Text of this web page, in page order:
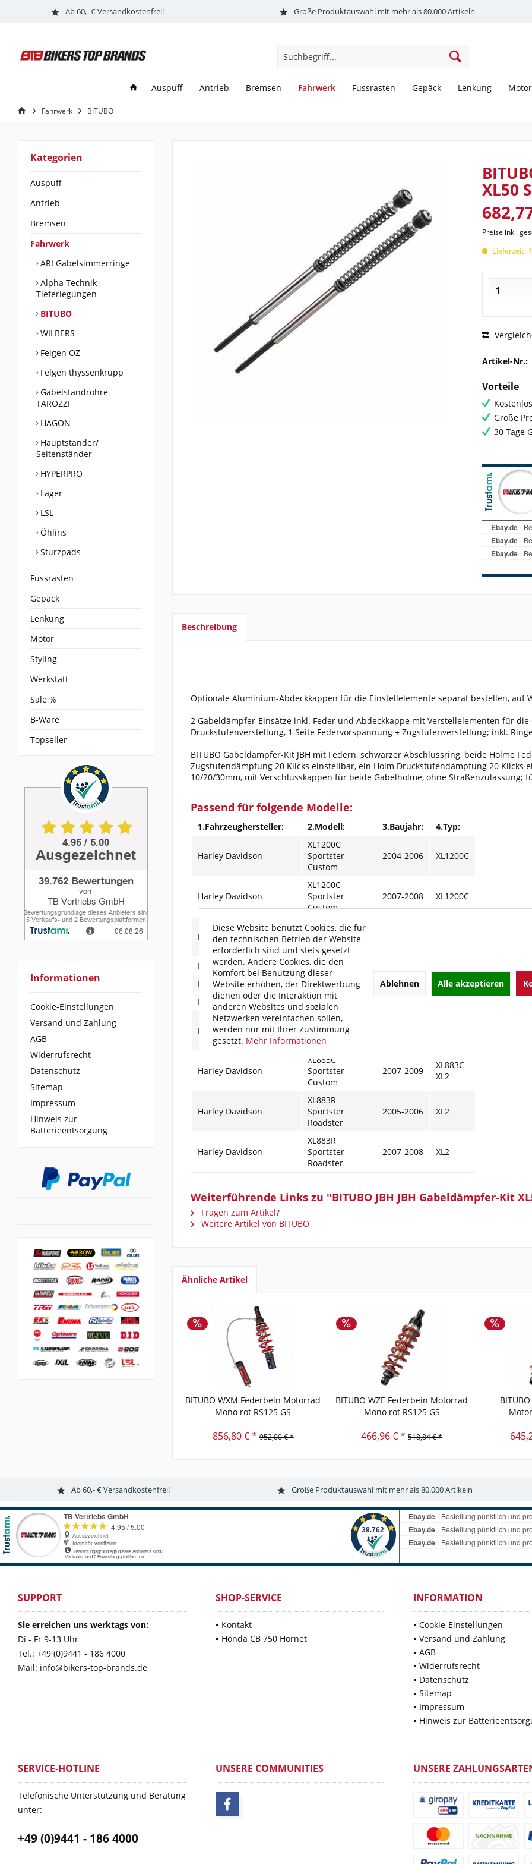
Ab 60,- € Versandkostenfrei! Große Produktauswahl mit mehr als 80.000 Artikeln
Auspuff Antrieb Bremsen Fahrwerk Fussrasten Gepäck Lenkung Motor
Fahrwerk BITUBO
Kategorien
Auspuff
Antrieb
Bremsen
Fahrwerk
ARI Gabelsimmerringe
Alpha Technik
Tieferlegungen
BITUBO
WILBERS
Felgen OZ
Felgen thyssenkrupp
Gabelstandrohre
TAROZZI
HAGON
Hauptständer/
Seitenständer
HYPERPRO
Lager
LSL
Öhlins
Sturzpads
Fussrasten
Gepäck
Lenkung
Motor
Styling
Werkstatt
Sale %
B-Ware
Topseller
Informationen
Cookie-Einstellungen
Versand und Zahlung
AGB
Widerrufsrecht
Datenschutz
Sitemap
Impressum
Hinweis zur
Batterieentsorgung
XL50
Preise inkl.
Lieferzeit:
Artikel-Nr.:
Vorteile
Große
30 Tage
Beschreibung
Optionale Aluminium-Abdeckkappen für die Einstellelemente separat bestellen, auf
2 Gabeldämpfer-Einsätze inkl. Feder und Abdeckkappe mit Verstellelementen für
Druckstufenverstellung, 1 Seite Federvorspannung + Zugstufenverstellung; inkl.
BITUBO Gabeldämpfer-Kit JBH mit Federn, schwarzer Abschlussring, beide Holme
Zugstufendämpfung 20 Klicks einstellbar, ein Holm Druckstufendämpfung 20 Klicks
10/20/30mm, mit Verschlusskappen für beide Gabelholme, ohne Straßenzulassung;
Passend für folgende Modelle:
1.Fahrzeughersteller: 2.Modell: 3.Baujahr: 4.Typ:
Harley Davidson
XL1200C
Sportster
Custom
2004-2006 XL1200C
Harley Davidson
XL1200C
Sportster
Custom
2007-2008 XL1200C
Harley Davidson
XL1200R
Sportster
Roadster
Harley Davidson XL50 Sportster
Harley Davidson
XL883 Sportster 2004-2006
XL2
Harley Davidson
XL883 Sportster
Harley Davidson
XL883C
Sportster
Custom
Harley Davidson
XL883C
Sportster
Custom
2007-2009
XL883C
XL2
Harley Davidson
XL883R
Sportster
Roadster
2005-2006 XL2
Harley Davidson
XL883R
Sportster
Roadster
2007-2008 XL2
Weiterführende Links zu "BITUBO JBH JBH Gabeldämpfer-Kit
Fragen zum Artikel?
Weitere Artikel von BITUBO
Ähnliche Artikel
BITUBO WXM Federbein Motorrad
Mono rot RS125 GS
856,80 € * 952,00 € *
BITUBO WZE Federbein Motorrad
Mono rot RS125 GS
466,96 € * 518,84 € *
Ab 60,- € Versandkostenfrei! Große Produktauswahl mit mehr als 80.000 Artikeln
SUPPORT
Sie erreichen uns werktags von:
Di - Fr 9-13 Uhr
Tel.: +49 (0)9441 - 186 4000
Mail: info@bikers-top-brands.de
SHOP-SERVICE
Kontakt
Honda CB 750 Hornet
INFORMATION
Cookie-Einstellungen
Versand und Zahlung
AGB
Widerrufsrecht
Datenschutz
Sitemap
Impressum
Hinweis zur
SERVICE-HOTLINE
Telefonische Unterstützung und Beratung
unter:
+49 (0)9441 - 186 4000
UNSERE COMMUNITIES UNSERE
Diese Website benutzt Cookies, die für
den technischen Betrieb der Website
erforderlich sind und stets gesetzt
werden. Andere Cookies, die den
Komfort bei Benutzung dieser
Website erhöhen, der Direktwerbung
dienen oder die Interaktion mit
anderen Websites und sozialen
Netzwerken vereinfachen sollen,
werden nur mit Ihrer Zustimmung
gesetzt. Mehr Informationen
Ablehnen Alle akzeptieren